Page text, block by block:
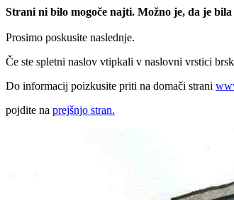
Strani ni bilo mogoče najti. Možno je, da je
Prosimo poskusite naslednje.
Če ste spletni naslov vtipkali v naslovni vrstici
Do informacij poizkusite priti na domači strani
pojdite na prejšnjo stran.